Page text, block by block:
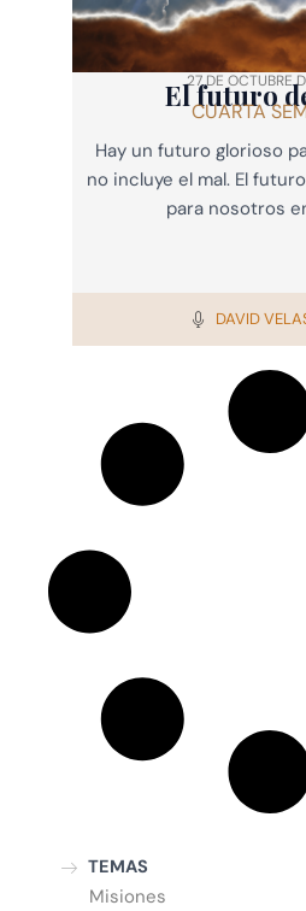
27 DE OCTUBRE
El futuro
CUARTA
Hay un futuro glorioso
no incluye el mal. El
para nosotros
DAVID
TEMAS
Misiones